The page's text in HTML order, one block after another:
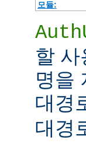
모듈:
할
명을
대경
대경